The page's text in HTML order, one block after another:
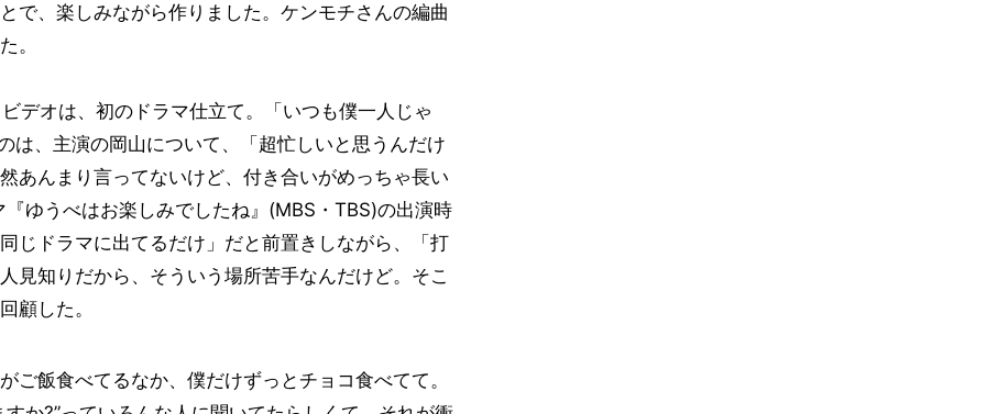
で、楽しみながら作りました。ケンモチさんの編曲
。
デオは、初のドラマ仕立て。「いつも僕一人じゃ
は、主演の岡山について、「超忙しいと思うんだけ
あんまり言ってないけど、付き合いがめっちゃ長い
ゆうべはお楽しみでしたね』(MBS・TBS)の出演時
じドラマに出てるだけ」だと前置きしながら、「打
見知りだから、そういう場所苦手なんだけど。そこ
顧した。
ご飯食べてるなか、僕だけずっとチョコ食べてて。